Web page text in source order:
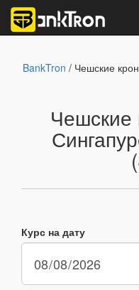
BankTron / Чешские
Чешские
Курс на дату